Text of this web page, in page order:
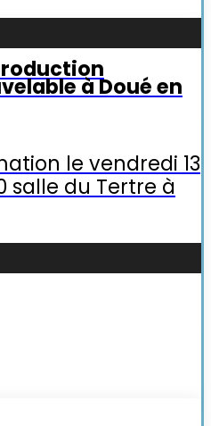
à Doué en
le vendredi 13
salle du Tertre à